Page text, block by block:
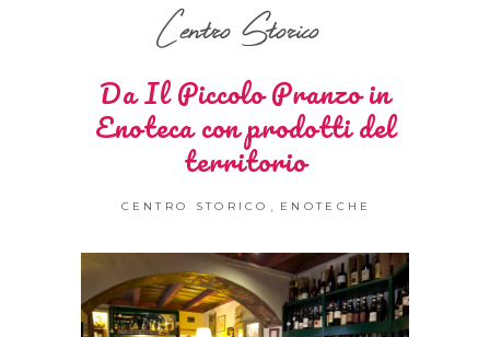
Centro Storico
Da Il Piccolo Pranzo in
Enoteca con prodotti del
territorio
CENTRO STORICO ENOTECHE